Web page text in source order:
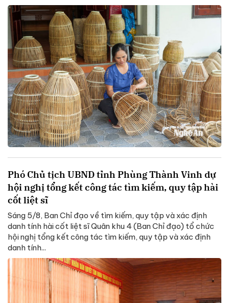
Phó Chủ tịch UBND tỉnh Phùng Thành Vinh dự
hội nghị tổng kết công tác tìm kiếm, quy tập hài
cốt liệt sĩ
Sáng 5/8, Ban Chỉ đạo về tìm kiếm, quy tập và xác định
danh tính hài cốt liệt sĩ Quân khu 4 (Ban Chỉ đạo) tổ chức
hội nghị tổng kết công tác tìm kiếm, quy tập và xác định
danh tính...